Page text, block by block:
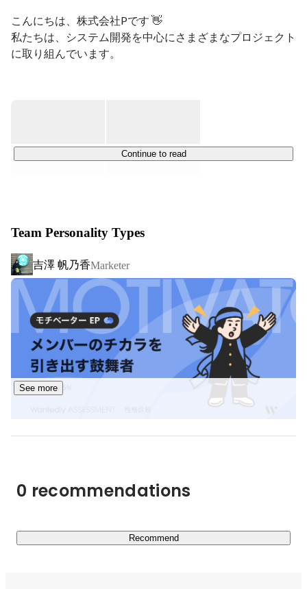
こんにちは、株式会社Pです 👋
私たちは、システム開発を中心にさまざまなプロジェクト
に取り組んでいます。
・Javaを中心としたサーバーサイド開発
株式会社PはAWSセレクトティアパートナーでもあり、
クラウド環境に触れながら開発できる案件が多いのが特徴
です。
最近では、
AIを活用したシステムや、
既存プロダクトへのAI組み込みにも取り組んでいます。
📍拠点は名古屋
地元にいながら、実践的な開発経験を積める環境です。
Continue to read
Team Personality Types
吉澤 帆乃香Marketer
See more
0 recommendations
Recommend